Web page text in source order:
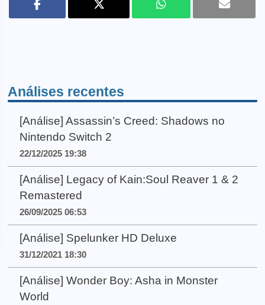
Análises recentes
[Análise] Assassin’s Creed: Shadows no
Nintendo Switch 2
22/12/2025 19:38
[Análise] Legacy of Kain:Soul Reaver 1 & 2
Remastered
26/09/2025 06:53
[Análise] Spelunker HD Deluxe
31/12/2021 18:30
[Análise] Wonder Boy: Asha in Monster
World